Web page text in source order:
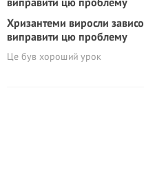
Хризантеми виросли
виправити цю проблему
Це був хороший урок